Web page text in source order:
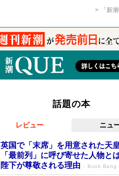
「新
話題の本
レビュー ニュ
英国で「末席」を用意された天
「最前列」に呼び寄せた人物
陛下が尊敬される理由
Book Bang